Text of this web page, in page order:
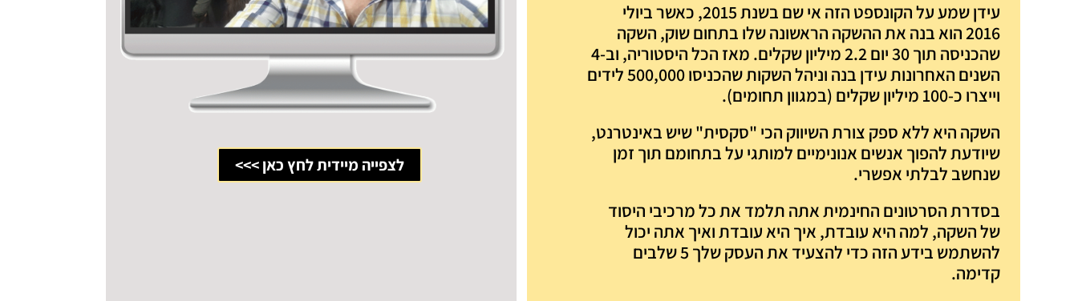
עידן שמע על הקונספט הזה אי שם בשנת 2015, כאשר ביולי
2016 הוא בנה את ההשקה הראשונה שלו בתחום שוק, השקה
שהכניסה תוך 30 יום 2.2 מיליון שקלים. מאז הכל היסטוריה, וב-4
השנים האחרונות עידן בנה וניהל השקות שהכניסו 500,000 לידים
וייצרו כ-100 מיליון שקלים (במגוון תחומים).
השקה היא ללא ספק צורת השיווק הכי "סקסית" שיש באינטרנט,
שיודעת להפוך אנשים אנונימיים למותגי על בתחומם תוך זמן
שנחשב לבלתי אפשרי.
בסדרת הסרטונים החינמית אתה תלמד את כל מרכיבי היסוד
של השקה, למה היא עובדת, איך היא עובדת ואיך אתה יכול
להשתמש בידע הזה כדי להצעיד את העסק שלך 5 שלבים
קדימה.
לצפייה מיידית לחץ כאן >>>